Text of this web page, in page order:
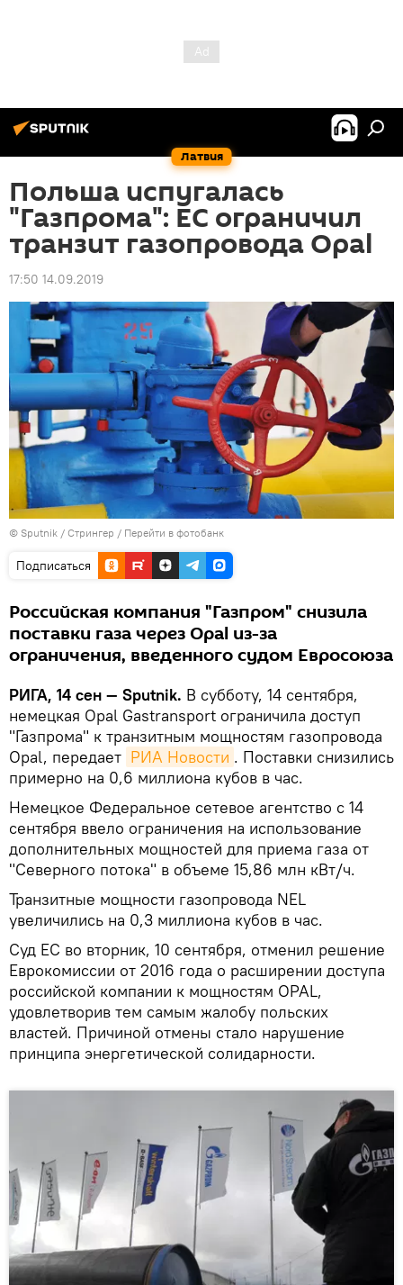
Латвия
Польша испугалась
"Газпрома": ЕС ограничил
транзит газопровода Opal
17:50 14.09.2019
© Sputnik / Стрингер / Перейти в фотобанк
Подписаться
Российская компания "Газпром" снизила
поставки газа через Opal из-за
ограничения, введенного судом Евросоюза
РИГА, 14 сен — Sputnik. В субботу, 14 сентября,
немецкая Opal Gastransport ограничила доступ
"Газпрома" к транзитным мощностям газопровода
Opal, передает РИА Новости . Поставки снизились
примерно на 0,6 миллиона кубов в час.
Немецкое Федеральное сетевое агентство с 14
сентября ввело ограничения на использование
дополнительных мощностей для приема газа от
"Северного потока" в объеме 15,86 млн кВт/ч.
Транзитные мощности газопровода NEL
увеличились на 0,3 миллиона кубов в час.
Суд ЕС во вторник, 10 сентября, отменил решение
Еврокомиссии от 2016 года о расширении доступа
российской компании к мощностям OPAL,
удовлетворив тем самым жалобу польских
властей. Причиной отмены стало нарушение
принципа энергетической солидарности.